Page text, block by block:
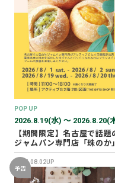
POP UP
2026.8.19(水) 〜 2026.8.20(
【期間限定】名古屋で話題
ジャムパン専門店「珠のか」
POP UP SHOP
2026.08.02UP
予告